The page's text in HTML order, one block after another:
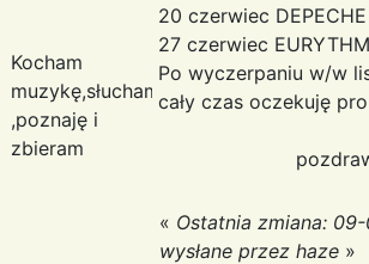
Kocham
muzykę,słucham
,poznaję i
zbieram
20 czerwiec
27 czerwiec
Po wyczerpaniu w/w
cały czas oczekuję
« Ostatnia zmiana: 09-
wysłane przez haze »